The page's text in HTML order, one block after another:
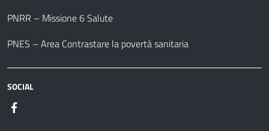
PNRR – Missione 6 Salute
PNES – Area Contrastare la povertà sanitaria
SOCIAL